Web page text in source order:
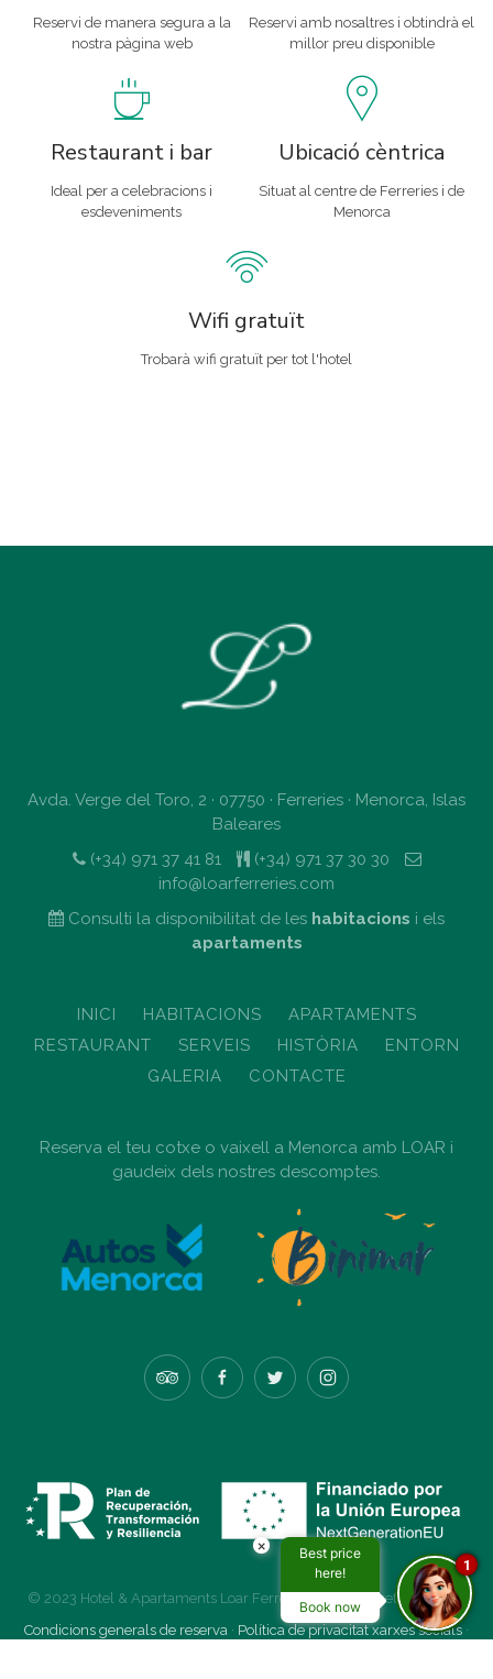
Reservi de manera segura a la
nostra pàgina web
Reservi amb nosaltres i obtindrà el
millor preu disponible
Restaurant i bar
Ideal per a celebracions i
esdeveniments
Ubicació cèntrica
Situat al centre de Ferreries i de
Menorca
Wifi gratuït
Trobarà wifi gratuït per tot l'hotel
Avda. Verge del Toro, 2 · 07750 · Ferreries · Menorca, Islas
Baleares
(+34) 971 37 41 81
(+34) 971 37 30 30
info@loarferreries.com
Consulti la disponibilitat de les habitacions i els
apartaments
INICI HABITACIONS
APARTAMENTS
RESTAURANT
SERVEIS HISTÒRIA
ENTORN
GALERIA
CONTACTE
Reserva el teu cotxe o vaixell a Menorca amb LOAR i
gaudeix dels nostres descomptes.
© 2023 Hotel & Apartaments Loar Ferreries · Tots els drets reservats
Condicions generals de reserva · Política de privacitat xarxes socials ·
×
Best price
here!
Book now
1